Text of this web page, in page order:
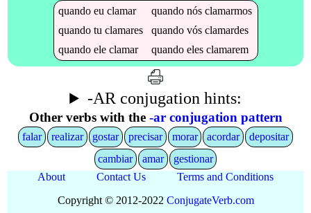
quandoeuclamar quandonósclamarmos
quandotuclamares quandovósclamardes
quandoeleclamar quandoelesclamarem
-AR conjugation hints:
Other verbs with the -ar conjugation pattern
falar realizar gostar precisar morar acordar
depositar
cambiar
amar
gestionar
About
Contact Us
Terms and Conditions
Copyright © 2012-2022 ConjugateVerb.com